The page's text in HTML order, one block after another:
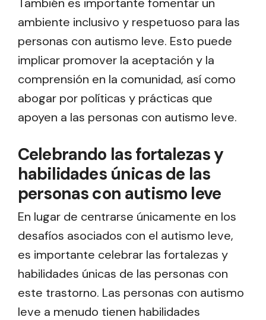
También es importante fomentar un
ambiente inclusivo y respetuoso para las
personas con autismo leve. Esto puede
implicar promover la aceptación y la
comprensión en la comunidad, así como
abogar por políticas y prácticas que
apoyen a las personas con autismo leve.
Celebrando las fortalezas y
habilidades únicas de las
personas con autismo leve
En lugar de centrarse únicamente en los
desafíos asociados con el autismo leve,
es importante celebrar las fortalezas y
habilidades únicas de las personas con
este trastorno. Las personas con autismo
leve a menudo tienen habilidades